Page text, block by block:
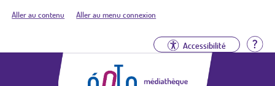
Aller au contenu Aller au menu connexion
Accessibilité